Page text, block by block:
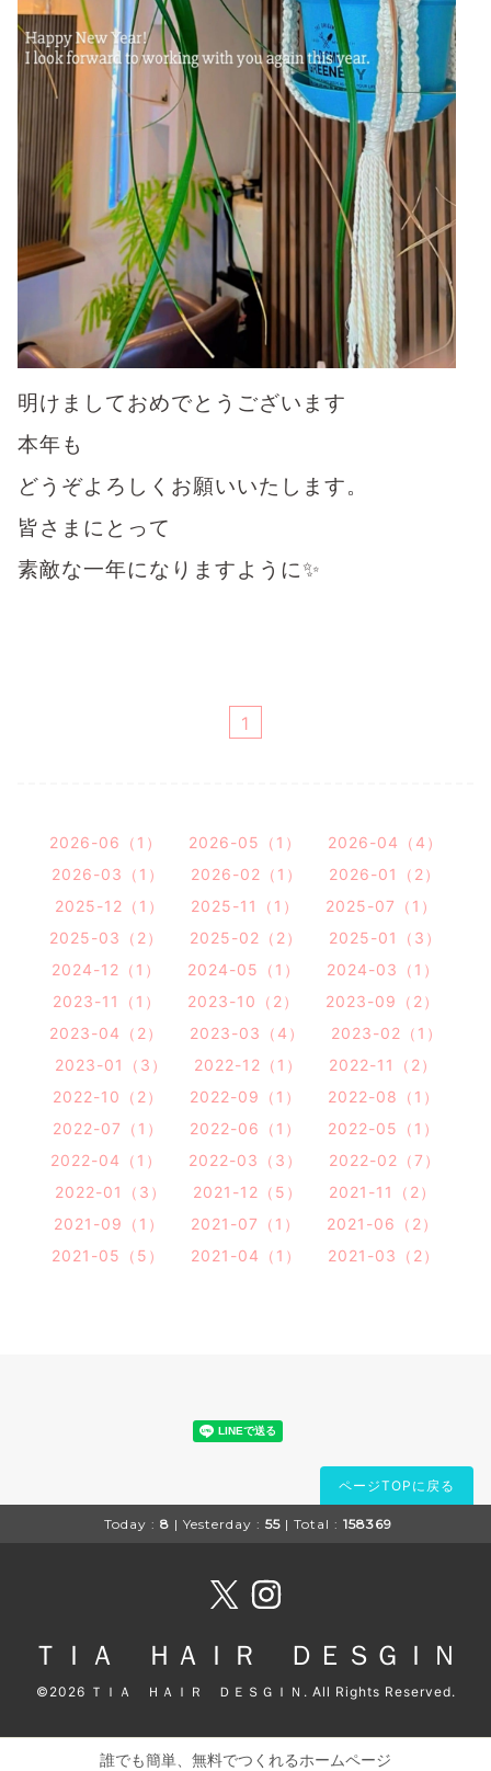
明けましておめでとうございます
本年も
どうぞよろしくお願いいたします。
皆さまにとって
素敵な一年になりますように✨
1
2026-06（1） 2026-05（1）
2026-04（4）
2026-03（1）
2026-02（1）
2026-01（2）
2025-12（1）
2025-11（1）
2025-07（1）
2025-03（2）
2025-02（2）
2025-01（3）
2024-12（1）
2024-05（1）
2024-03（1）
2023-11（1）
2023-10（2）
2023-09（2）
2023-04（2）
2023-03（4）
2023-02（1）
2023-01（3）
2022-12（1）
2022-11（2）
2022-10（2）
2022-09（1）
2022-08（1）
2022-07（1）
2022-06（1）
2022-05（1）
2022-04（1）
2022-03（3）
2022-02（7）
2022-01（3）
2021-12（5）
2021-11（2）
2021-09（1）
2021-07（1）
2021-06（2）
2021-05（5）
2021-04（1） 2021-03（2）
ページTOPに戻る
Today : 8 | Yesterday : 55 | Total : 158369
ＴＩＡ ＨＡＩＲ ＤＥＳＧＩＮ
©2026 ＴＩＡ ＨＡＩＲ ＤＥＳＧＩＮ . All Rights Reserved.
誰でも簡単、無料でつくれるホームページ